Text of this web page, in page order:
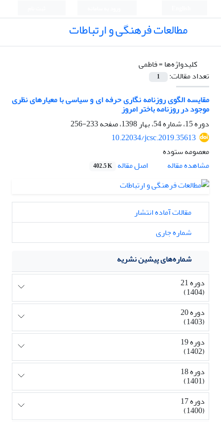
مطالعات فرهنگی و ارتباطات
کلیدواژه‌ها =فاطمی
تعداد مقالات:
1
مقایسه الگوی روزنامه نگاری حرفه ای و سیاسی با معیارهای نظری
موجود در روزنامه باختر امروز
دوره 15، شماره 54، بهار 1398، صفحه
233-256
10.22034/jcsc.2019.35613
معصومه ستوده
مشاهده مقاله
اصل مقاله 402.5 K
مقالات آماده انتشار
شماره جاری
شماره‌های پیشین نشریه
دوره 21
(1404)
دوره 20
(1403)
دوره 19
(1402)
دوره 18
(1401)
دوره 17
(1400)